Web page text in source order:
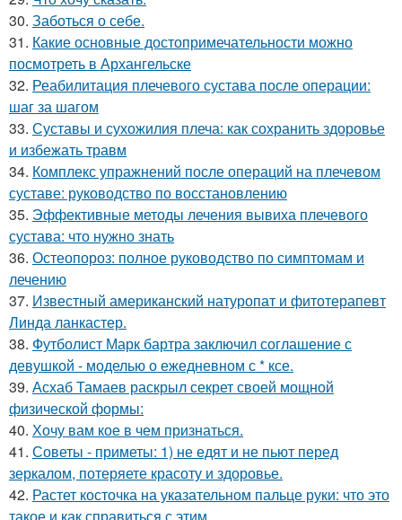
30. Заботься о себе.
31. Какие основные достопримечательности можно
посмотреть в Архангельске
32. Реабилитация плечевого сустава после операции:
шаг за шагом
33. Суставы и сухожилия плеча: как сохранить здоровье
и избежать травм
34. Комплекс упражнений после операций на плечевом
суставе: руководство по восстановлению
35. Эффективные методы лечения вывиха плечевого
сустава: что нужно знать
36. Остеопороз: полное руководство по симптомам и
лечению
37. Известный американский натуропат и фитотерапевт
Линда ланкастер.
38. Футболист Марк бартра заключил соглашение с
девушкой - моделью о ежедневном с * ксе.
39. Асхаб Тамаев раскрыл секрет своей мощной
физической формы:
40. Хочу вам кое в чем признаться.
41. Советы - приметы: 1) не едят и не пьют перед
зеркалом, потеряете красоту и здоровье.
42. Растет косточка на указательном пальце руки: что это